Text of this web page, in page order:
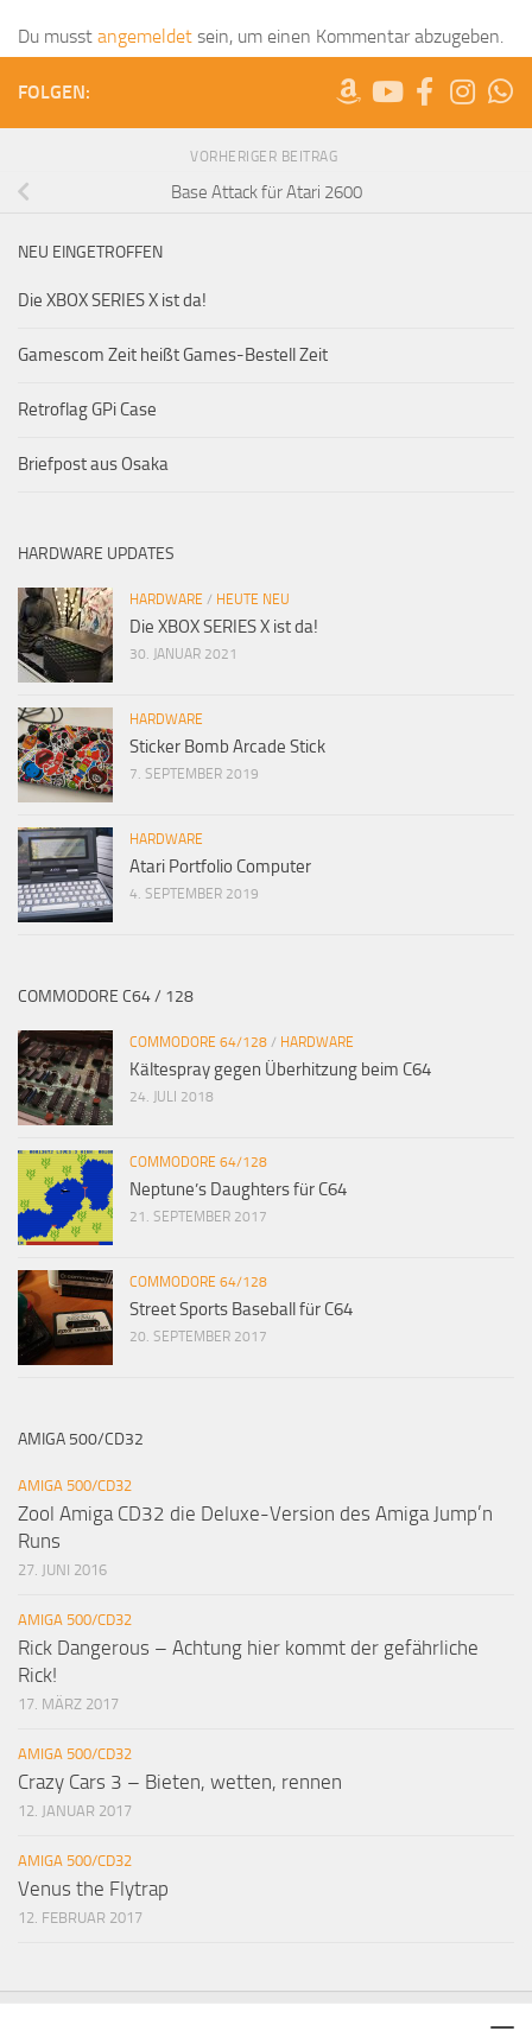
Du musst angemeldet sein, um einen Kommentar abzugeben.
FOLGEN:
VORHERIGER BEITRAG
Base Attack für Atari 2600
NEU EINGETROFFEN
Die XBOX SERIES X ist da!
Gamescom Zeit heißt Games-Bestell Zeit
Retroflag GPi Case
Briefpost aus Osaka
HARDWARE UPDATES
HARDWARE / HEUTE NEU
Die XBOX SERIES X ist da!
30. JANUAR 2021
HARDWARE
Sticker Bomb Arcade Stick
7. SEPTEMBER 2019
HARDWARE
Atari Portfolio Computer
4. SEPTEMBER 2019
COMMODORE C64 / 128
COMMODORE 64/128 / HARDWARE
Kältespray gegen Überhitzung beim C64
24. JULI 2018
COMMODORE 64/128
Neptune’s Daughters für C64
21. SEPTEMBER 2017
COMMODORE 64/128
Street Sports Baseball für C64
20. SEPTEMBER 2017
AMIGA 500/CD32
AMIGA 500/CD32
Zool Amiga CD32 die Deluxe-Version des Amiga Jump’n
Runs
27. JUNI 2016
AMIGA 500/CD32
Rick Dangerous – Achtung hier kommt der gefährliche
Rick!
17. MÄRZ 2017
AMIGA 500/CD32
Crazy Cars 3 – Bieten, wetten, rennen
12. JANUAR 2017
AMIGA 500/CD32
Venus the Flytrap
12. FEBRUAR 2017